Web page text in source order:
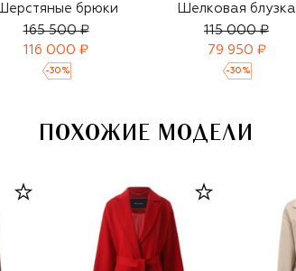
Шерстяные брюки
165 500 ₽
116 000 ₽
-30 %
Шелковая блузка
115 000 ₽
79 950 ₽
-30 %
ПОХОЖИЕ МОДЕЛИ